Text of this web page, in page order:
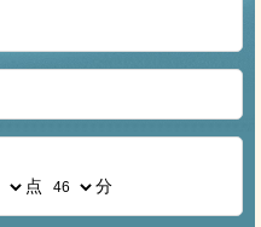
点 分